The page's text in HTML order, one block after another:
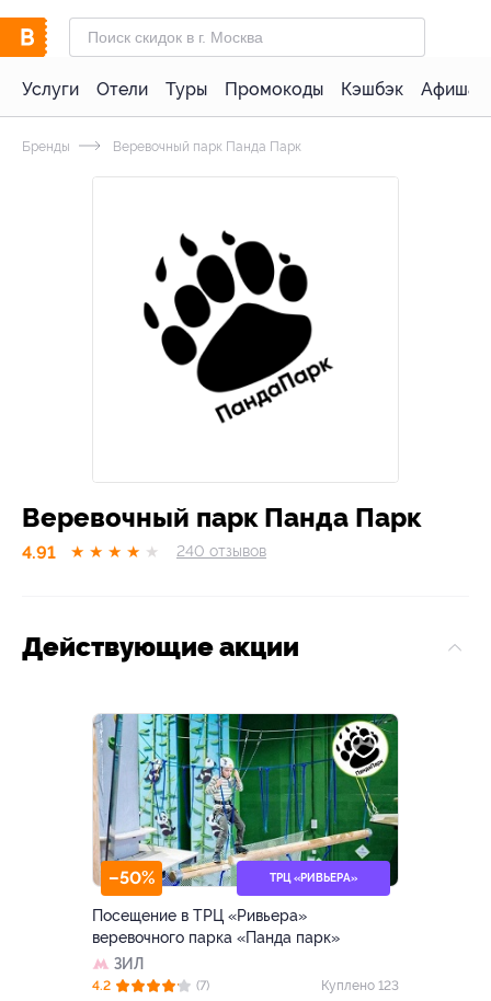
Услуги Отели Туры Промокоды Кэшбэк Афиша
Бренды Веревочный парк Панда Парк
Веревочный парк Панда Парк
4.91 ★ ★ ★ ★ ★ 240 отзывов
Действующие акции
–50% ТРЦ «РИВЬЕРА»
Посещение в ТРЦ «Ривьера»
веревочного парка «Панда парк»
ЗИЛ
4.2 (7) Куплено 123